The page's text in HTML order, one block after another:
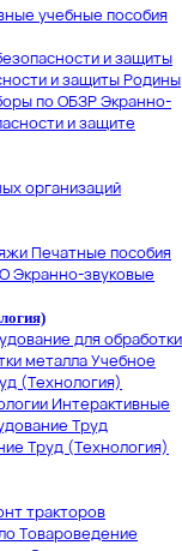
учебные пособия
и защиты
и защиты Родины
по ОБЗРЭкранно-
и защите
организаций
Печатные пособия
Экранно-звуковые
для обработки
металлаУчебное
(Технология)
Интерактивные
Труд
Труд (Технология)
тракторов
Товароведение